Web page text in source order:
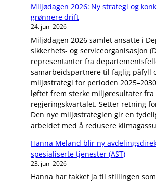
Miljødagen 2026: Ny strategi og
grønnere drift
24. juni 2026
Miljødagen 2026 samlet ansatte i
sikkerhets- og serviceorganisasjon
representanter fra
samarbeidspartnere til faglig påfyll
miljøstrategi for perioden
løftet frem sterke miljøresultater fra
regjeringskvartalet. Setter retning
Den nye miljøstrategien gir en
arbeidet med å redusere
Hanna Meland blir ny
spesialiserte tjenester (AST)
23. juni 2026
Hanna har takket ja til stillingen